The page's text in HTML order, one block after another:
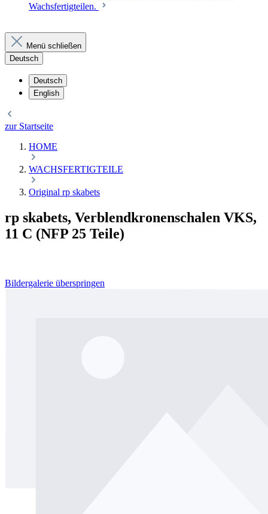
Wachsfertigteilen.
Menü schließen
Deutsch
Deutsch
English
zur Startseite
HOME
WACHSFERTIGTEILE
Original rp skabets
rp skabets, Verblendkronenschalen VKS,
11 C (NFP 25 Teile)
Bildergalerie überspringen